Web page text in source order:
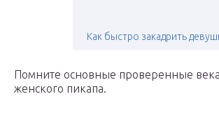
Как быстро закадрить
Помните основные проверенные
женского пикапа.